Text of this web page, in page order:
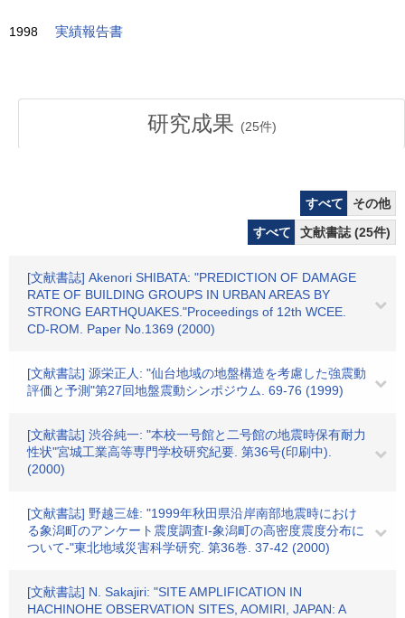
1998 実績報告書
研究成果 (25件)
すべて
その他
すべて
文献書誌 (25件)
[文献書誌] Akenori SHIBATA: "PREDICTION OF DAMAGE
RATE OF BUILDING GROUPS IN URBAN AREAS BY
STRONG EARTHQUAKES."Proceedings of 12th WCEE.
CD-ROM. Paper No.1369 (2000)
[文献書誌] 源栄正人: "仙台地域の地盤構造を考慮した強震動
評価と予測"第27回地盤震動シンポジウム. 69-76 (1999)
[文献書誌] 渋谷純一: "本校一号館と二号館の地震時保有耐力
性状"宮城工業高等専門学校研究紀要. 第36号(印刷中).
(2000)
[文献書誌] 野越三雄: "1999年秋田県沿岸南部地震時におけ
る象潟町のアンケート震度調査I-象潟町の高密度震度分布に
ついて-"東北地域災害科学研究. 第36巻. 37-42 (2000)
[文献書誌] N. Sakajiri: "SITE AMPLIFICATION IN
HACHINOHE OBSERVATION SITES, AOMIRI, JAPAN: A